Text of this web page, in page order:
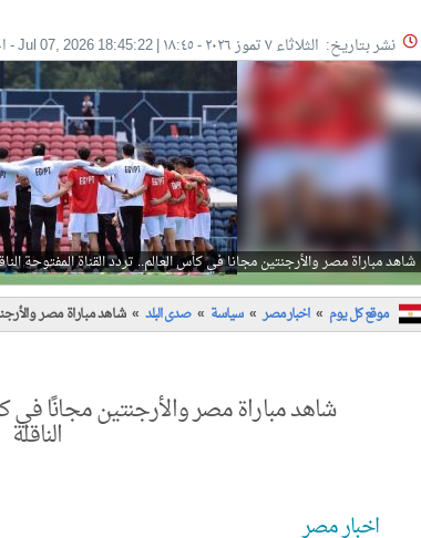
نشر بتاريخ: الثلاثاء ٧ تموز ٢٠٢٦ - ١٨:٤٥ |
Jul 07, 2026 18:45:22
-
شاهد مباراة مصر والأرجنتين مجانا في كأس العالم.. تردد القناة المفتوحة
موقع كل يوم اخبار مصر سياسة صدى البلد شاهد مباراة مصر
شاهد مباراة مصر والأرجنتين مجانًا في
الناقلة
اخبار مصر